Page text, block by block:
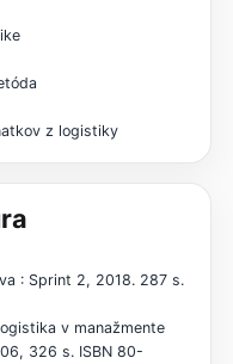
z logistiky
: Sprint 2, 2018. 287 s.
v manažmente
326 s. ISBN 80-